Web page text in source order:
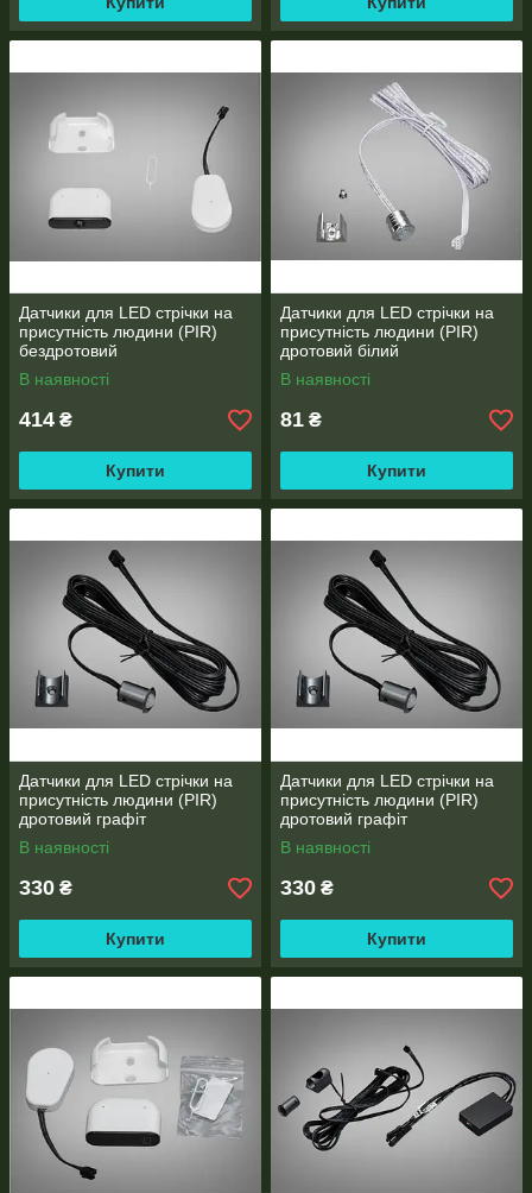
Датчики для LED стрічки на
присутність людини (PIR)
бездротовий
В наявності
414 ₴
Купити
Датчики для LED стрічки на
присутність людини (PIR)
дротовий білий
В наявності
81 ₴
Купити
Датчики для LED стрічки на
присутність людини (PIR)
дротовий графіт
В наявності
330 ₴
Купити
Датчики для LED стрічки на
присутність людини (PIR)
дротовий графіт
В наявності
330 ₴
Купити